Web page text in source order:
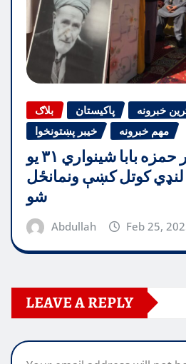
بلاګ پاکیستان
خبرونه
خیبر پښتونخوا
مهم خبرونه
بابای غزل امیر حمزه بابا شینواري ۳۱ یو
لنډي کوتل کښې ونمانځل
شو
Abdullah Feb 25,
LEAVE A REPLY